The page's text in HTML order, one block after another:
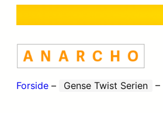
Forside – Gense Twist Serien –